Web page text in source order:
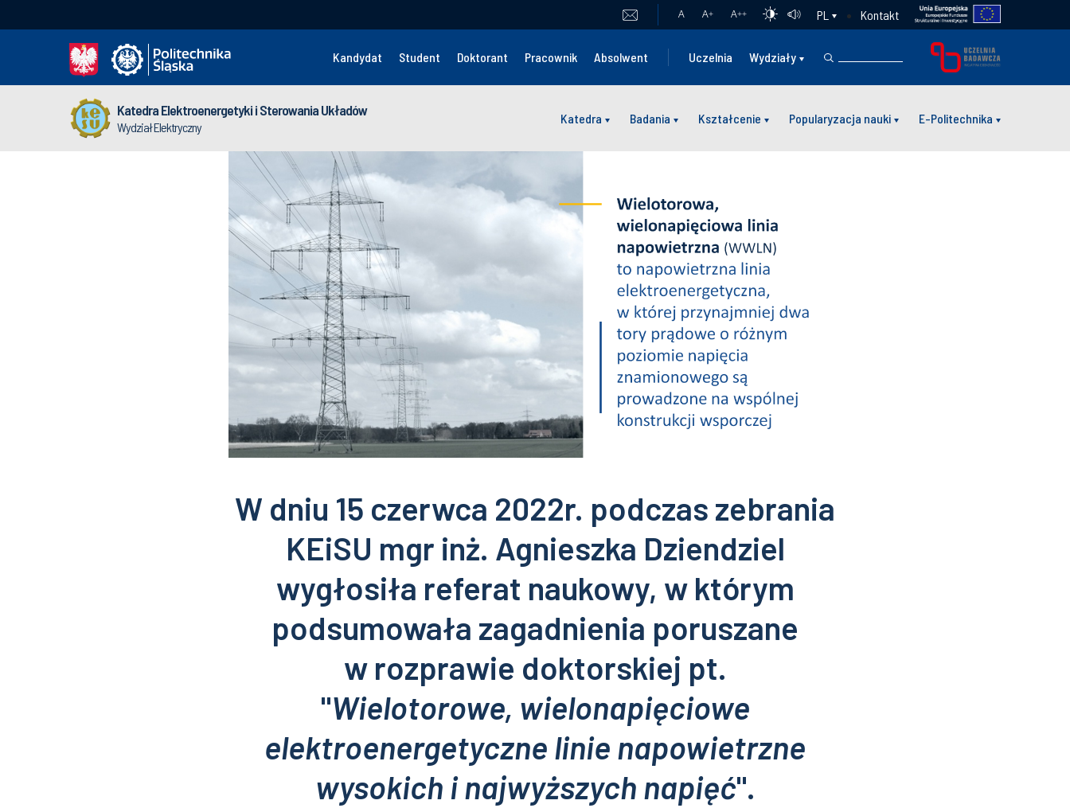
A A+ A++ PL Kontakt
Kandydat Student Doktorant Pracownik Absolwent Uczelnia Wydziały
Katedra Elektroenergetyki i Sterowania Układów
Wydział Elektryczny
Katedra Badania Kształcenie Popularyzacja nauki E-Politechnika
W dniu 15 czerwca 2022r. podczas zebrania
KEiSU mgr inż. Agnieszka Dziendziel
wygłosiła referat naukowy, w którym
podsumowała zagadnienia poruszane
w rozprawie doktorskiej pt.
"Wielotorowe, wielonapięciowe
elektroenergetyczne linie napowietrzne
wysokich i najwyższych napięć".